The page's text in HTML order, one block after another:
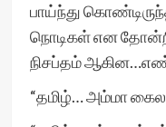
பாய்ந்து
நொடிகள் என
நிசப்தம்
“தமிழ்… அம்மா கைல